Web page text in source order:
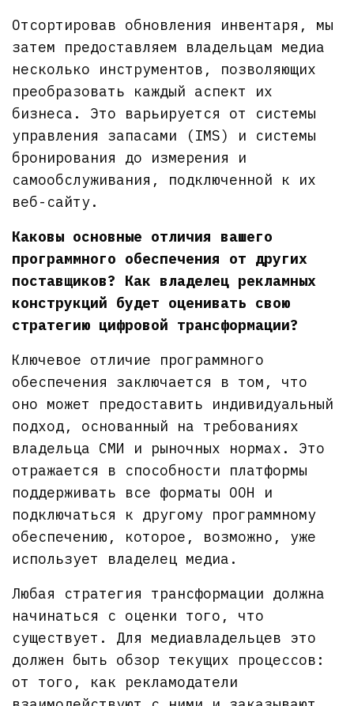
Отсортировав обновления инвентаря, мы
затем предоставляем владельцам медиа
несколько инструментов, позволяющих
преобразовать каждый аспект их
бизнеса. Это варьируется от системы
управления запасами (IMS) и системы
бронирования до измерения и
самообслуживания, подключенной к их
веб-сайту.
Каковы основные отличия вашего
программного обеспечения от других
поставщиков? Как владелец рекламных
конструкций будет оценивать свою
стратегию цифровой трансформации?
Ключевое отличие программного
обеспечения заключается в том, что
оно может предоставить индивидуальный
подход, основанный на требованиях
владельца СМИ и рыночных нормах. Это
отражается в способности платформы
поддерживать все форматы OOH и
подключаться к другому программному
обеспечению, которое, возможно, уже
использует владелец медиа.
Любая стратегия трансформации должна
начинаться с оценки того, что
существует. Для медиавладельцев это
должен быть обзор текущих процессов:
от того, как рекламодатели